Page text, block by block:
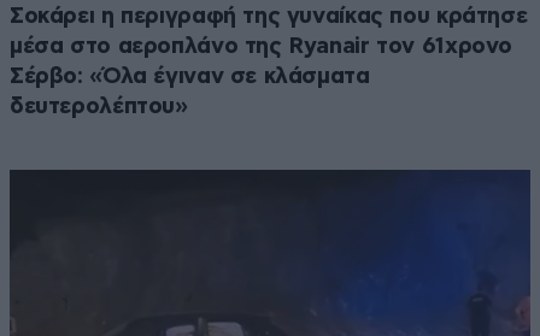
Σοκάρει η περιγραφή της γυναίκας που κράτησε
μέσα στο αεροπλάνο της Ryanair τον 61χρονο
Σέρβο: «Όλα έγιναν σε κλάσματα
δευτερολέπτου»